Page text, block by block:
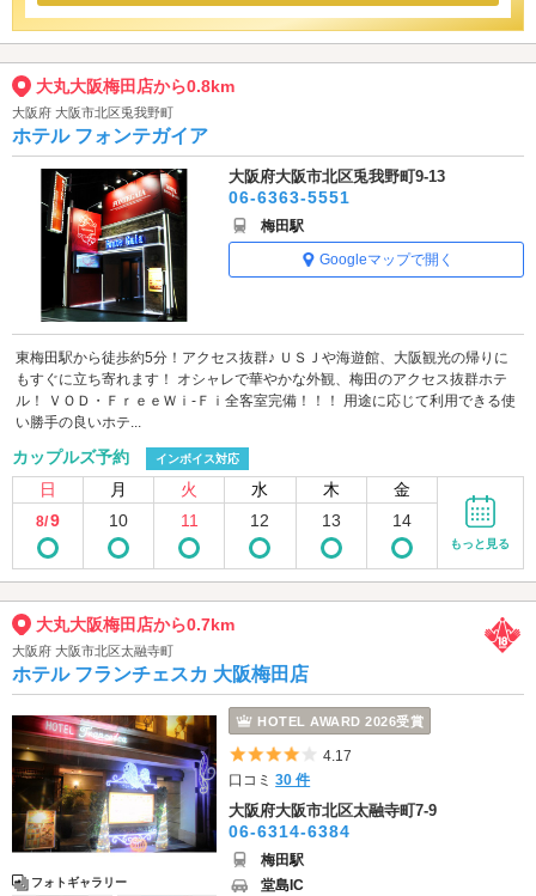
大丸大阪梅田店から0.8km
大阪府 大阪市北区兎我野町
ホテル フォンテガイア
大阪府大阪市北区兎我野町9-13
06-6363-5551
梅田駅
Googleマップで開く
東梅田駅から徒歩約5分！アクセス抜群♪ ＵＳＪや海遊館、大阪観光の帰りに
もすぐに立ち寄れます！ オシャレで華やかな外観、梅田のアクセス抜群ホテ
ル！ ＶＯＤ・ＦｒｅｅＷｉ-Ｆｉ全客室完備！！！ 用途に応じて利用できる使
い勝手の良いホテ...
カップルズ予約 インボイス対応
日 月 火 水 木 金
8/9 10 11 12 13 14
もっと見る
大丸大阪梅田店から0.7km
大阪府 大阪市北区太融寺町
ホテル フランチェスカ 大阪梅田店
フォトギャラリー
HOTEL AWARD 2026受賞
5つ星のうち4
4.17
口コミ30 件
大阪府大阪市北区太融寺町7-9
06-6314-6384
梅田駅
堂島IC